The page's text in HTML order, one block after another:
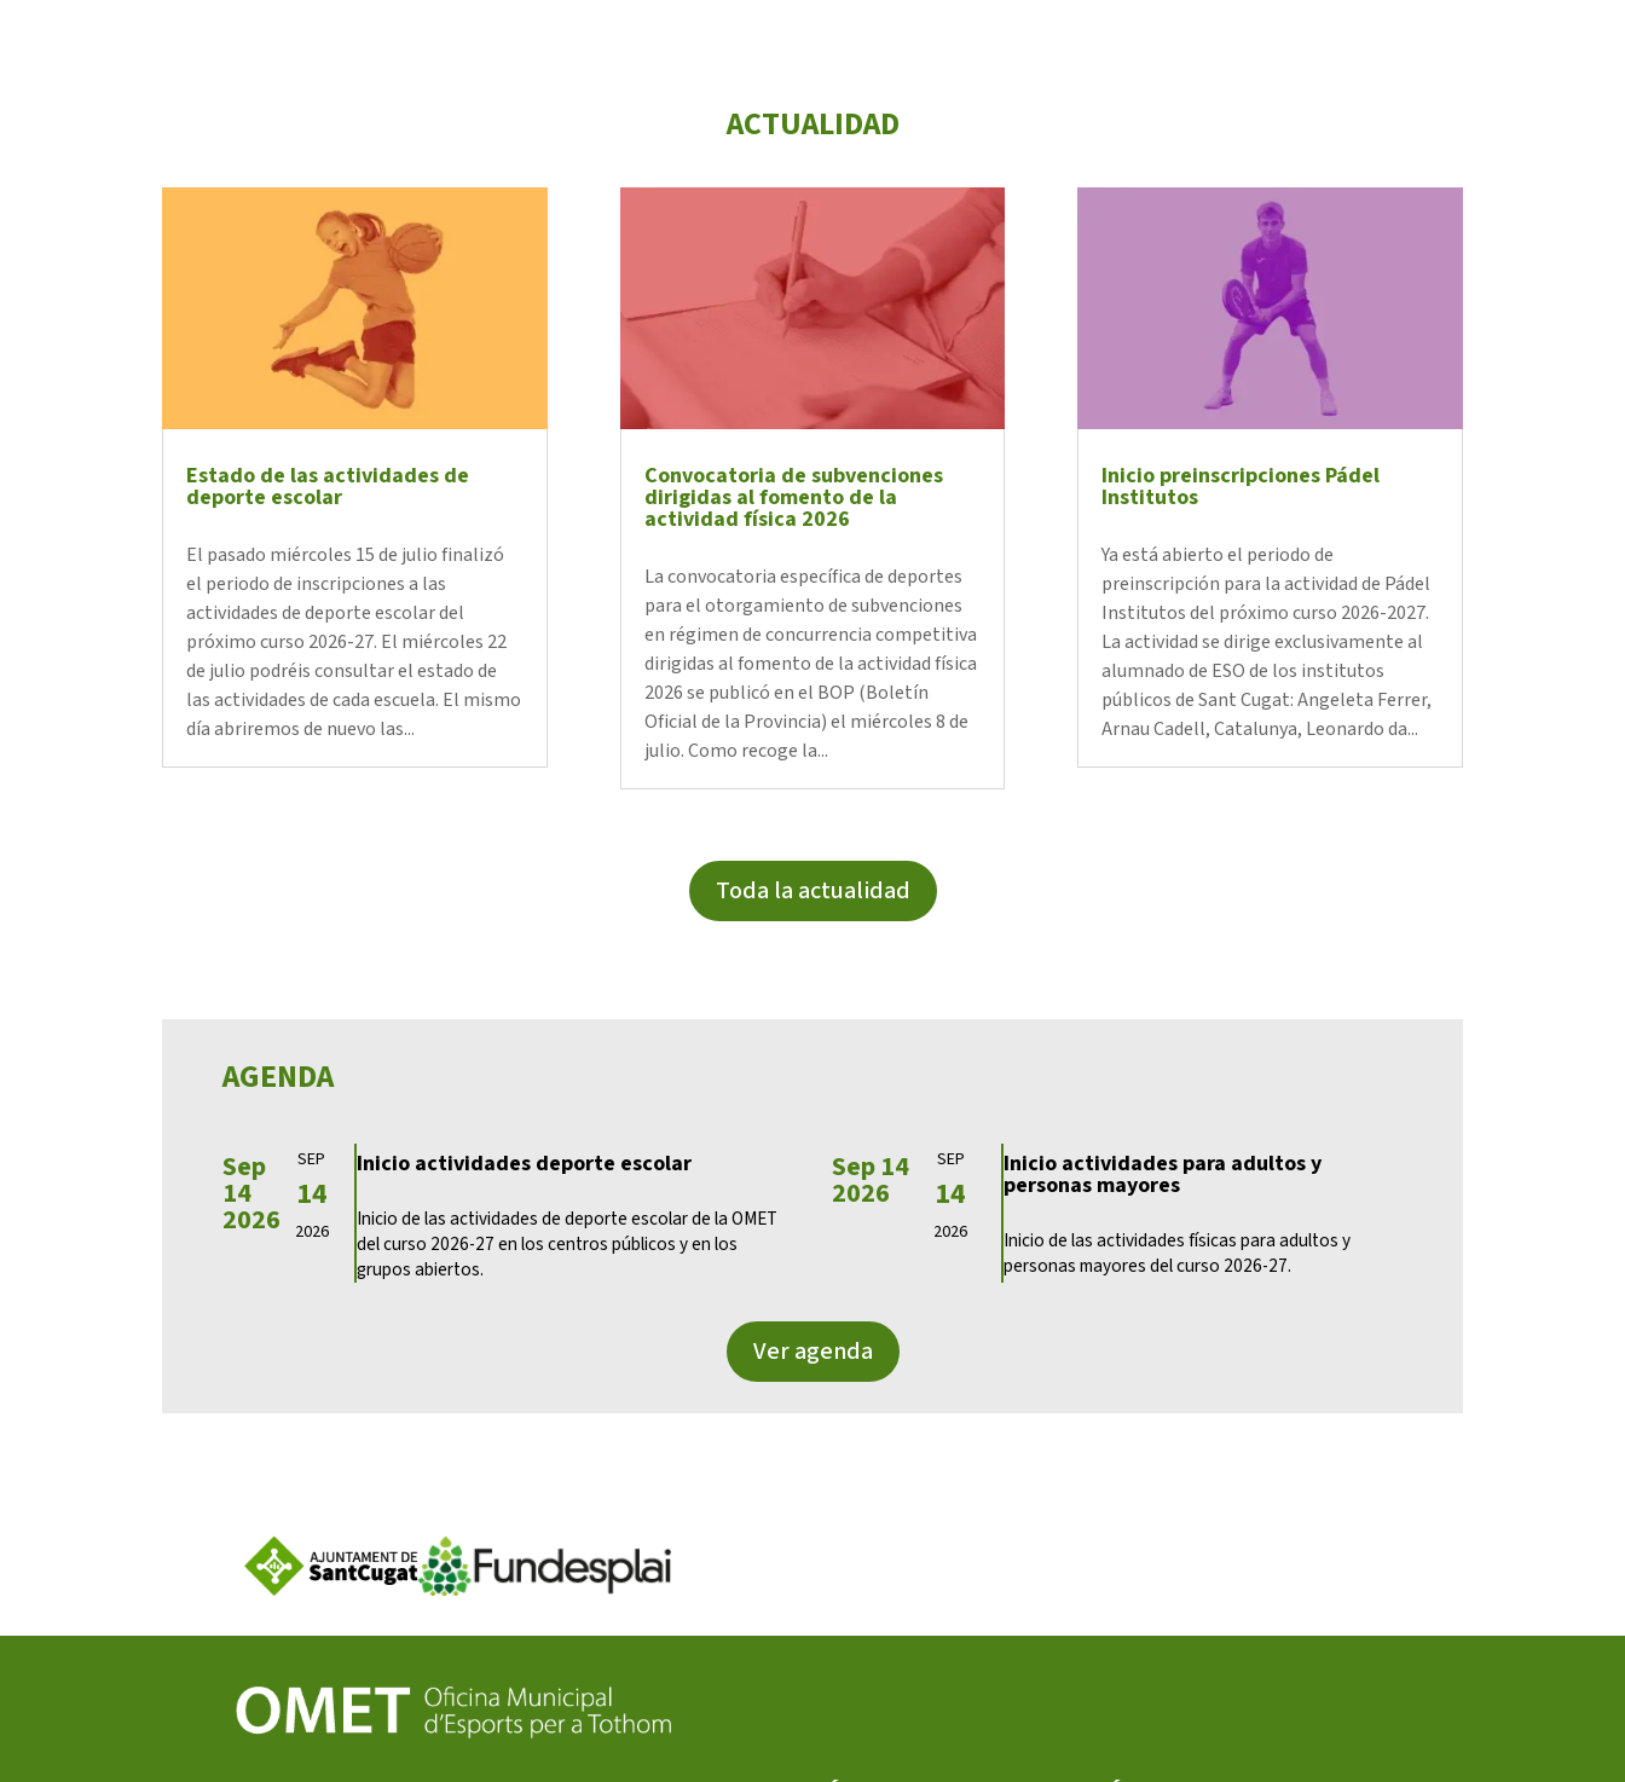
ACTUALIDAD
Estado de las actividades de
deporte escolar
El pasado miércoles 15 de julio finalizó
el periodo de inscripciones a las
actividades de deporte escolar del
próximo curso 2026-27. El miércoles 22
de julio podréis consultar el estado de
las actividades de cada escuela. El mismo
día abriremos de nuevo las...
Convocatoria de subvenciones
dirigidas al fomento de la
actividad física 2026
La convocatoria específica de deportes
para el otorgamiento de subvenciones
en régimen de concurrencia competitiva
dirigidas al fomento de la actividad física
2026 se publicó en el BOP (Boletín
Oficial de la Provincia) el miércoles 8 de
julio. Como recoge la...
Inicio preinscripciones Pádel
Institutos
Ya está abierto el periodo de
preinscripción para la actividad de Pádel
Institutos del próximo curso 2026-2027.
La actividad se dirige exclusivamente al
alumnado de ESO de los institutos
públicos de Sant Cugat: Angeleta Ferrer,
Arnau Cadell, Catalunya, Leonardo da...
Toda la actualidad
AGENDA
Sep
14
2026
SEP
14
2026
Inicio actividades deporte escolar
Inicio de las actividades de deporte escolar de la OMET
del curso 2026-27 en los centros públicos y en los
grupos abiertos.
Sep 14
2026
SEP
14
2026
Inicio actividades para adultos y
personas mayores
Inicio de las actividades físicas para adultos y
personas mayores del curso 2026-27.
Ver agenda